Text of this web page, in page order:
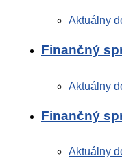
Aktuálny
Finančný
Aktuálny
Finančný
Aktuálny